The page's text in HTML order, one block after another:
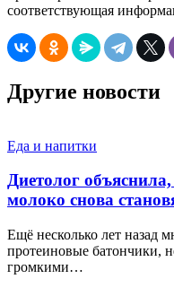
соответствующая
Другие новости
Еда и напитки
Диетолог
молоко снова
Ещё несколько лет назад
протеиновые батончики,
громкими…